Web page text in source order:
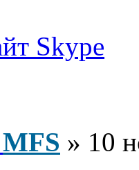
Skype
MFS » 10